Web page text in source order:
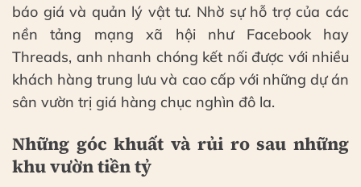
báo giá và quản lý vật tư. Nhờ sự hỗ trợ của các
nền tảng mạng xã hội như Facebook hay
Threads, anh nhanh chóng kết nối được với nhiều
khách hàng trung lưu và cao cấp với những dự án
sân vườn trị giá hàng chục nghìn đô la.
Những góc khuất và rủi ro sau những
khu vườn tiền tỷ